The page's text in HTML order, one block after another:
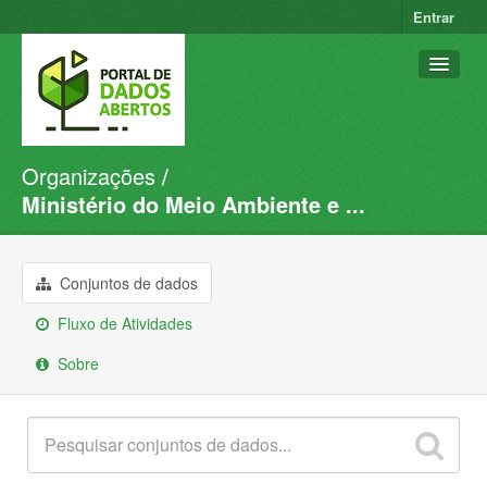
Entrar
Conjuntos de dados
Organizações
Sobre
Organizações
Ministério do Meio Ambiente e ...
Conjuntos de dados
Fluxo de Atividades
Sobre